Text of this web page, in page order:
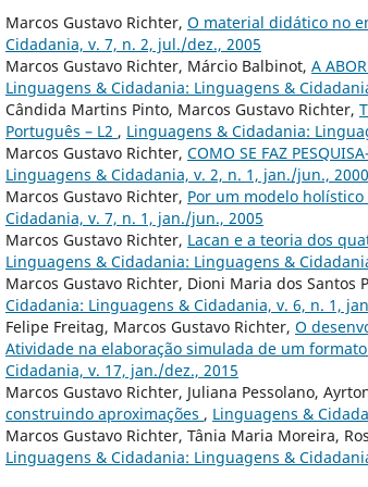
Marcos Gustavo Richter, O material didático no
Cidadania, v. 7, n. 2, jul./dez., 2005
Marcos Gustavo Richter, Márcio Balbinot, A
Linguagens & Cidadania: Linguagens &
Cândida Martins Pinto, Marcos Gustavo Richter,
Português – L2 , Linguagens & Cidadania:
Marcos Gustavo Richter, COMO SE FAZ
Linguagens & Cidadania, v. 2, n. 1, jan./jun., 2000
Marcos Gustavo Richter, Por um modelo
Cidadania, v. 7, n. 1, jan./jun., 2005
Marcos Gustavo Richter, Lacan e a teoria dos
Linguagens & Cidadania: Linguagens &
Marcos Gustavo Richter, Dioni Maria dos Santos
Cidadania: Linguagens & Cidadania, v. 6, n. 1,
Felipe Freitag, Marcos Gustavo Richter, O
Atividade na elaboração simulada de um
Cidadania, v. 17, jan./dez., 2015
Marcos Gustavo Richter, Juliana Pessolano,
construindo aproximações , Linguagens &
Marcos Gustavo Richter, Tânia Maria Moreira,
Linguagens & Cidadania: Linguagens &